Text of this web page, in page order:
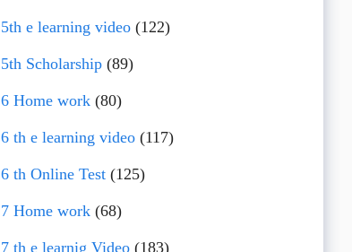
5th e learning video(122)
5th Scholarship(89)
6 Home work(80)
6 th e learning video(117)
6 th Online Test(125)
7 Home work(68)
7 th e learnig Video(183)